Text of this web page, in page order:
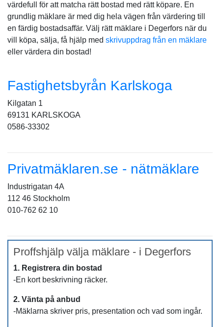
värdefull för att matcha rätt bostad med rätt köpare. En
grundlig mäklare är med dig hela vägen från värdering till
en färdig bostadsaffär. Välj rätt mäklare i Degerfors när du
vill köpa, sälja, få hjälp med skrivuppdrag från en mäklare
eller värdera din bostad!
Fastighetsbyrån Karlskoga
Kilgatan 1
69131 KARLSKOGA
0586-33302
Privatmäklaren.se - nätmäklare
Industrigatan 4A
112 46 Stockholm
010-762 62 10
Proffshjälp välja mäklare - i Degerfors
1. Registrera din bostad
-En kort beskrivning räcker.
2. Vänta på anbud
-Mäklarna skriver pris, presentation och vad som ingår.